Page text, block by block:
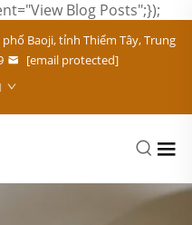
Blog Posts";});
Baoji, tỉnh Thiểm Tây, Trung
[email protected]